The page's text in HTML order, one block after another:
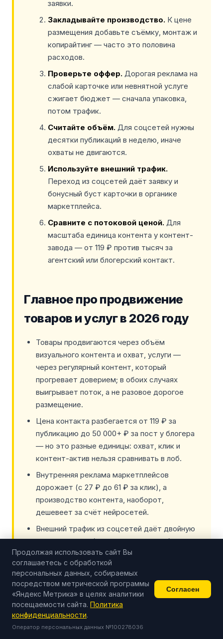
заявки.
Закладывайте производство. К цене
размещения добавьте съёмку, монтаж и
копирайтинг — часто это половина
расходов.
Проверьте оффер. Дорогая реклама на
слабой карточке или невнятной услуге
сжигает бюджет — сначала упаковка,
потом трафик.
Считайте объём. Для соцсетей нужны
десятки публикаций в неделю, иначе
охваты не двигаются.
Используйте внешний трафик.
Переход из соцсетей даёт заявку и
бонусный буст карточки в органике
маркетплейса.
Сравните с потоковой ценой. Для
масштаба единица контента у контент-
завода — от 119 ₽ против тысяч за
агентский или блогерский контакт.
Главное про продвижение
товаров и услуг в 2026 году
Товары продвигаются через объём
визуального контента и охват, услуги —
через регулярный контент, который
прогревает доверием; в обоих случаях
выигрывает поток, а не разовое дорогое
размещение.
Цена контакта разбегается от 119 ₽ за
публикацию до 50 000+ ₽ за пост у блогера
— но это разные единицы: охват, клик и
контент-актив нельзя сравнивать в лоб.
Внутренняя реклама маркетплейсов
дорожает (с 27 ₽ до 61 ₽ за клик), а
производство контента, наоборот,
дешевеет за счёт нейросетей.
Внешний трафик из соцсетей даёт двойную
отдачу: заявку без ставки за клик и буст
карточки в органике маркетплейса.
Для масштаба дешевле всего поток:
контент-завод даёт ~1 000 публикаций на
10+ площадках за бюджет, на котором
агентство выдаёт около 80 постов — от 119
₽ за единицу.
Продолжая использовать сайт Вы
соглашаетесь с обработкой
персональных данных, собираемых
посредством метрической программы
«Яндекс Метрика» в целях аналитики
посещаемости сайта. Политика
конфиденциальности.
Оператор персональных данных №100278036
Согласен